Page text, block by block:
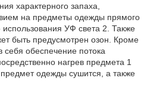
характерного запаха,
на предметы одежды прямого
УФ света 2. Также
быть предусмотрен озон. Кроме
себя обеспечение потока
нагрев предмета 1
одежды сушится, а также